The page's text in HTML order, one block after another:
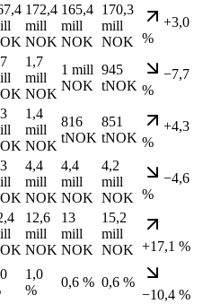
172,4
mill
NOK
165,4
mill
NOK
170,3
mill
NOK
+3,0
%
1,7
mill
NOK
1 mill
NOK
945
tNOK
−7,7
%
1,4
mill
NOK
816
tNOK
851
tNOK
+4,3
%
4,4
mill
NOK
4,4
mill
NOK
4,2
mill
NOK
−4,6
%
12,6
mill
NOK
13
mill
NOK
15,2
mill
NOK +17,1 %
1,0
%
0,6 % 0,6 %
−10,4 %